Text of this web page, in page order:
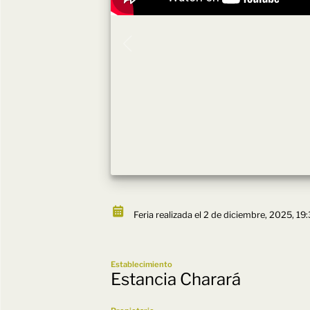
Feria realizada el 2 de diciembre, 2025,
Establecimiento
Estancia Charará